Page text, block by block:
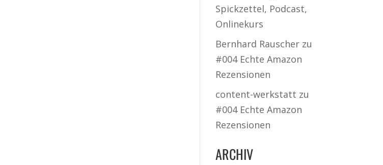
Spickzettel, Podcast,
Onlinekurs
Bernhard Rauscher zu
#004 Echte Amazon
Rezensionen
content-werkstatt zu
#004 Echte Amazon
Rezensionen
ARCHIV